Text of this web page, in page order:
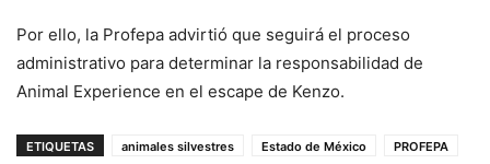
Por ello, la Profepa advirtió que seguirá el proceso
administrativo para determinar la responsabilidad de
Animal Experience en el escape de Kenzo.
ETIQUETAS animales silvestres Estado de México
PROFEPA